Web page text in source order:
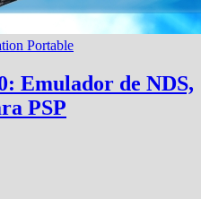
Portable
Emulador de NDS,
PSP